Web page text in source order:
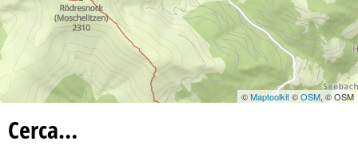
©Maptoolkit©OSM, © OSM
Cerca…